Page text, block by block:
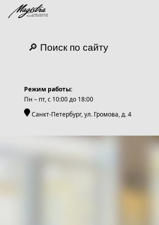
🔎 Поиск по сайту
Режим работы:
Пн – пт, c 10:00 до 18:00
Санкт-Петербург, ул. Громова, д. 4